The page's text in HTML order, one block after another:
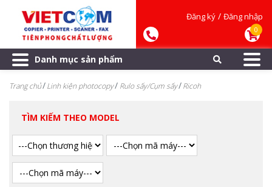
Đăng ký / Đăng nhập
0
Danh mục sản phẩm
Trang chủ Linh kiện photocopy Rulo sấy/Cụm sấy Ricoh
TÌM KIẾM THEO MODEL